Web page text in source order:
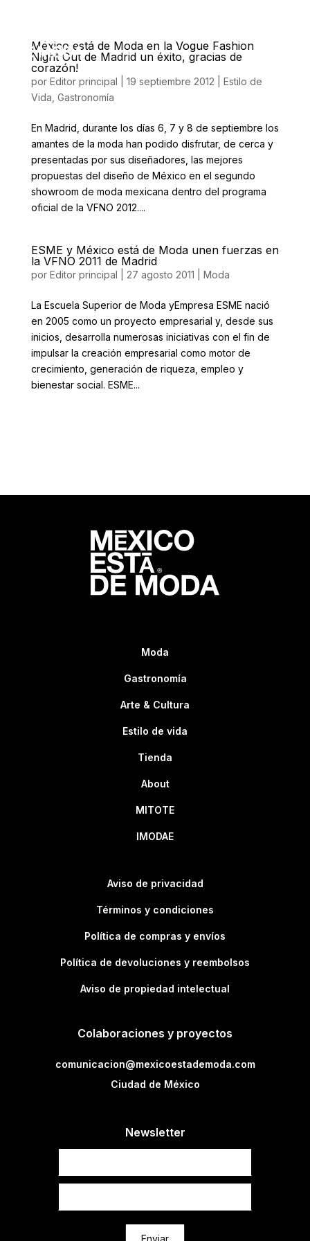
México está de Moda en la Vogue Fashion
Night Out de Madrid un éxito, gracias de
corazón!
por Editor principal 19 septiembre 2012
Estilo de
Vida Gastronomía
En Madrid, durante los días 6, 7 y 8 de septiembre los
amantes de la moda han podido disfrutar, de cerca y
presentadas por sus diseñadores, las mejores
propuestas del diseño de México en el segundo
showroom de moda mexicana dentro del programa
oficial de la VFNO 2012....
ESME y México está de Moda unen fuerzas en
la VFNO 2011 de Madrid
por Editor principal 27 agosto 2011 Moda
La Escuela Superior de Moda yEmpresa ESME nació
en 2005 como un proyecto empresarial y, desde sus
inicios, desarrolla numerosas iniciativas con el fin de
impulsar la creación empresarial como motor de
crecimiento, generación de riqueza, empleo y
bienestar social. ESME...
Moda
Gastronomía
Arte & Cultura
Estilo de vida
Tienda
About
MITOTE
IMODAE
Aviso de privacidad
Términos y condiciones
Política de compras y envíos
Política de devoluciones y reembolsos
Aviso de propiedad intelectual
Colaboraciones y proyectos
comunicacion@mexicoestademoda.com
Ciudad de México
Newsletter
Enviar